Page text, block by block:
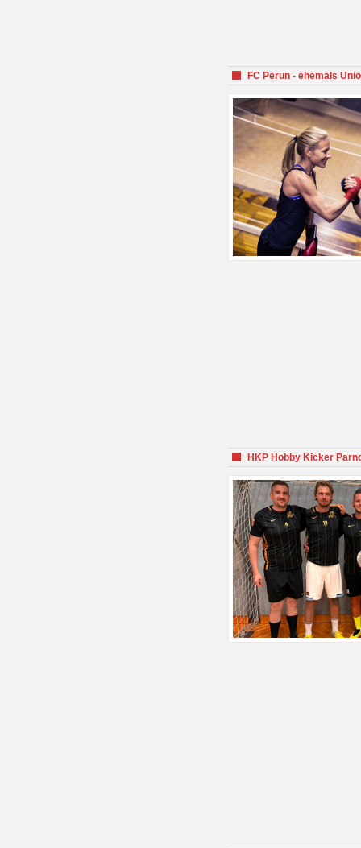
FC Perun - ehemals
HKP Hobby Kicker